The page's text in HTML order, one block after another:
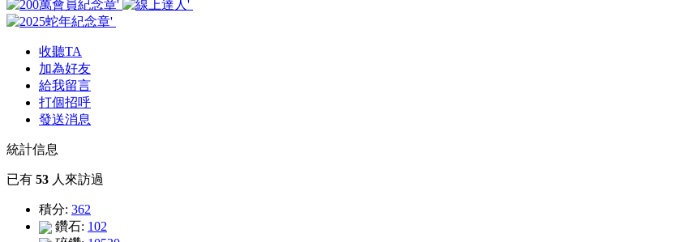
收聽TA
加為好友
給我留言
打個招呼
發送消息
統計信息
已有 53 人來訪過
積分: 362
鑽石: 102